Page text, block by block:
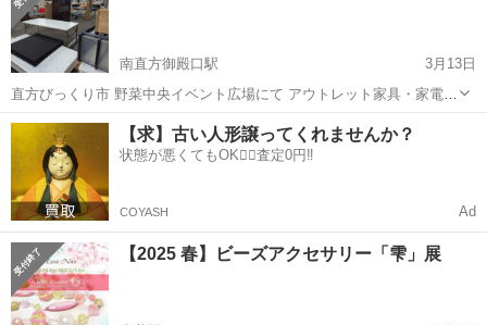
南直方御殿口駅
3月13日
直方びっくり市 野菜中央イベント広場にて アウトレット家具・家電激
安市を開催致します 一点ものが沢山揃ってます 是非ご来場お待ちして
ます 開催時間 ９時〜17時です
福岡 直方市 南直方御殿口駅 展示会
【求】古い人形譲ってくれませんか？
状態が悪くてもOK🙆‍♀️査定0円‼️
COYASH Ad
【2025 春】ビーズアクセサリー「雫」展